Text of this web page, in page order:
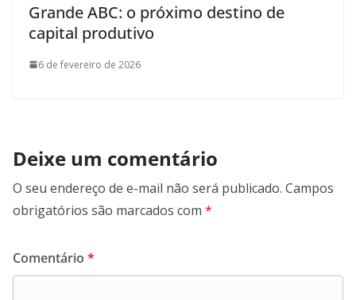
Grande ABC: o próximo destino de
capital produtivo
6 de fevereiro de 2026
Deixe um comentário
O seu endereço de e-mail não será publicado. Campos
obrigatórios são marcados com *
Comentário *